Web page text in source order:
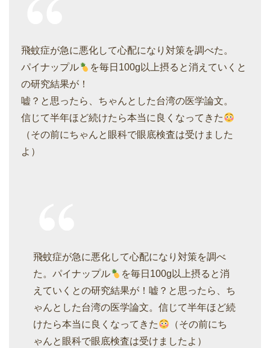
飛蚊症が急に悪化して心配になり対策を調べた。
パイナップル
を毎日100g以上摂ると消えていくと
の研究結果が！
嘘？と思ったら、ちゃんとした台湾の医学論文。
信じて半年ほど続けたら本当に良くなってきた
（その前にちゃんと眼科で眼底検査は受けました
よ）
飛蚊症が急に悪化して心配になり対策を調べ
た。パイナップル
を毎日100g以上摂ると消
えていくとの研究結果が！嘘？と思ったら、ち
ゃんとした台湾の医学論文。信じて半年ほど続
けたら本当に良くなってきた
（その前にち
ゃんと眼科で眼底検査は受けましたよ）